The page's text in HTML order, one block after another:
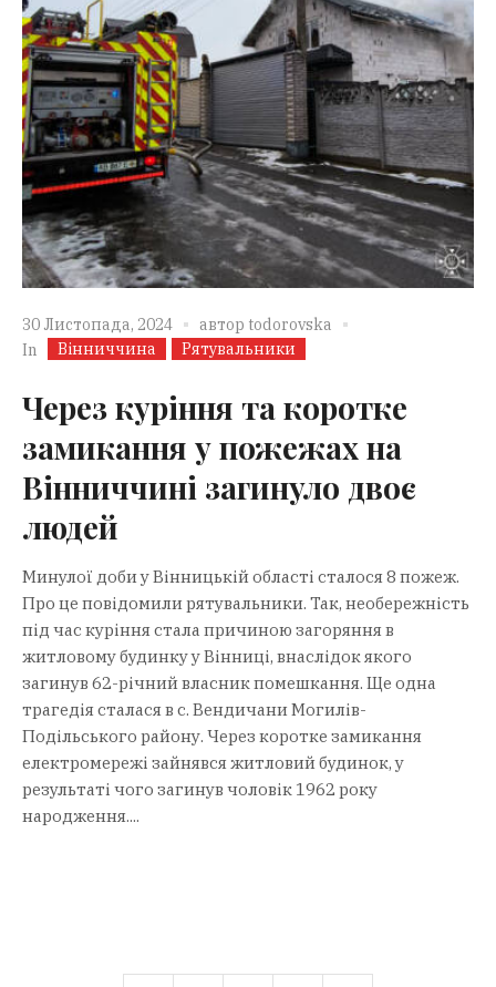
30 Листопада, 2024 автор todorovska
In
Вінниччина Рятувальники
Через куріння та коротке
замикання у пожежах на
Вінниччині загинуло двоє
людей
Минулої доби у Вінницькій області сталося 8 пожеж.
Про це повідомили рятувальники. Так, необережність
під час куріння стала причиною загоряння в
житловому будинку у Вінниці, внаслідок якого
загинув 62-річний власник помешкання. Ще одна
трагедія сталася в с. Вендичани Могилів-
Подільського району. Через коротке замикання
електромережі зайнявся житловий будинок, у
результаті чого загинув чоловік 1962 року
народження....